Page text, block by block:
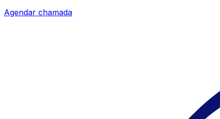
Agendar chamada